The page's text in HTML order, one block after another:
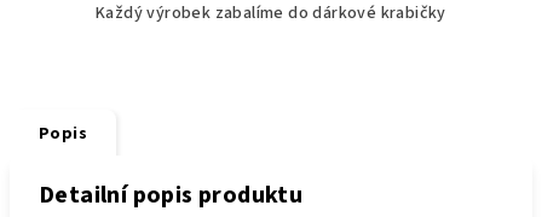
Každý výrobek zabalíme do dárkové krabičky
Popis
Detailní popis produktu